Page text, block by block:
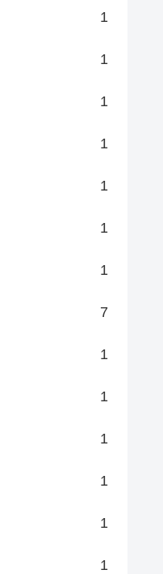
ます。本設計では
1
1
1
1
1
1
1
7
1
1
1
1
1
1